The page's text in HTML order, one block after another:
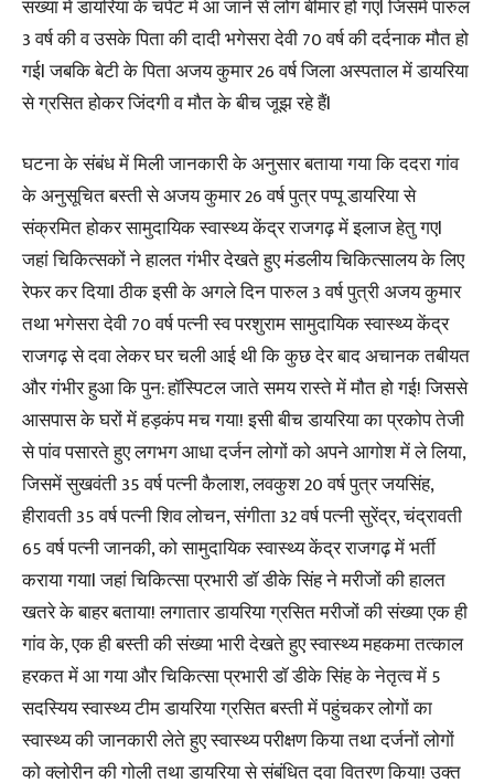
संख्या में डायरिया के चपेट में आ जाने से लोग बीमार हो गएl जिसमें पारुल
3 वर्ष की व उसके पिता की दादी भगेसरा देवी 70 वर्ष की दर्दनाक मौत हो
गईl जबकि बेटी के पिता अजय कुमार 26 वर्ष जिला अस्पताल में डायरिया
से ग्रसित होकर जिंदगी व मौत के बीच जूझ रहे हैंl
घटना के संबंध में मिली जानकारी के अनुसार बताया गया कि ददरा गांव
के अनुसूचित बस्ती से अजय कुमार 26 वर्ष पुत्र पप्पू डायरिया से
संक्रमित होकर सामुदायिक स्वास्थ्य केंद्र राजगढ़ में इलाज हेतु गएl
जहां चिकित्सकों ने हालत गंभीर देखते हुए मंडलीय चिकित्सालय के लिए
रेफर कर दियाl ठीक इसी के अगले दिन पारुल 3 वर्ष पुत्री अजय कुमार
तथा भगेसरा देवी 70 वर्ष पत्नी स्व परशुराम सामुदायिक स्वास्थ्य केंद्र
राजगढ़ से दवा लेकर घर चली आई थी कि कुछ देर बाद अचानक तबीयत
और गंभीर हुआ कि पुन: हॉस्पिटल जाते समय रास्ते में मौत हो गई! जिससे
आसपास के घरों में हड़कंप मच गया! इसी बीच डायरिया का प्रकोप तेजी
से पांव पसारते हुए लगभग आधा दर्जन लोगों को अपने आगोश में ले लिया,
जिसमें सुखवंती 35 वर्ष पत्नी कैलाश, लवकुश 20 वर्ष पुत्र जयसिंह,
हीरावती 35 वर्ष पत्नी शिव लोचन, संगीता 32 वर्ष पत्नी सुरेंद्र, चंद्रावती
65 वर्ष पत्नी जानकी, को सामुदायिक स्वास्थ्य केंद्र राजगढ़ में भर्ती
कराया गयाl जहां चिकित्सा प्रभारी डॉ डीके सिंह ने मरीजों की हालत
खतरे के बाहर बताया! लगातार डायरिया ग्रसित मरीजों की संख्या एक ही
गांव के, एक ही बस्ती की संख्या भारी देखते हुए स्वास्थ्य महकमा तत्काल
हरकत में आ गया और चिकित्सा प्रभारी डॉ डीके सिंह के नेतृत्व में 5
सदस्यिय स्वास्थ्य टीम डायरिया ग्रसित बस्ती में पहुंचकर लोगों का
स्वास्थ्य की जानकारी लेते हुए स्वास्थ्य परीक्षण किया तथा दर्जनों लोगों
को क्लोरीन की गोली तथा डायरिया से संबंधित दवा वितरण किया! उक्त